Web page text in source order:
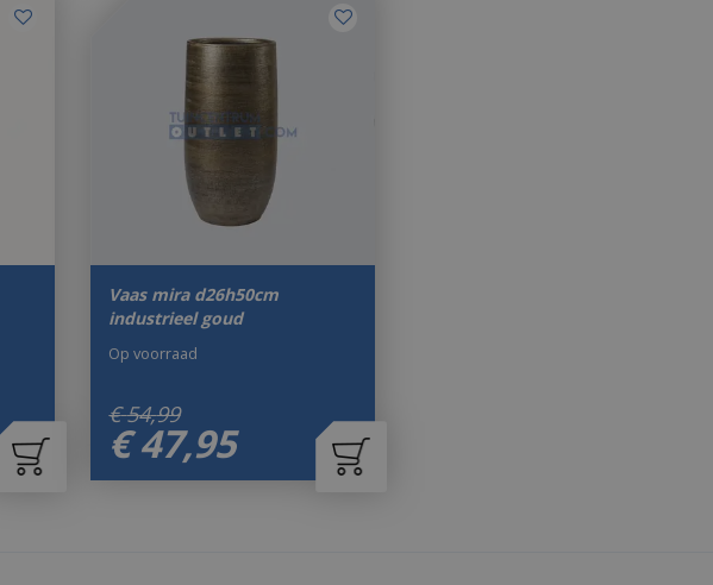
Vaas mira d26h50cm
industrieel goud
€ 54,99
€ 47,95
Op voorraad